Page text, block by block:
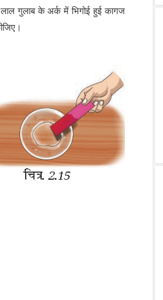
गुलाब के अर्क में भिगोई हुई कागज